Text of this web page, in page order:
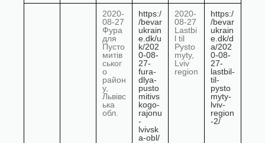
2020-
08-27
Фура
для
Пусто
митів
ськог
о
район
у,
Львівс
ька
обл.
https:/
/bevar
ukrain
e.dk/u
k/202
0-08-
27-
fura-
dlya-
pusto
mitivs
kogo-
rajonu
-
lvivsk
a-obl/
2020-
08-27
Lastbi
l til
Pysto
myty,
Lviv
region
https:/
/bevar
ukrain
e.dk/d
a/202
0-08-
27-
lastbil-
til-
pysto
myty-
lviv-
region
-2/